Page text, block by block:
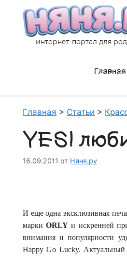
содержимому
интернет-портал для
Главная
Главная > Статьи >
YES!
16.09.2011 от Няня.ру
И еще одна эксклюзивная
маркиORLY и искренней
внимания и популярности
Happy Go Lucky. Актуальный